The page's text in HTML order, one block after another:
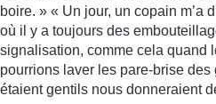
boire. » « Un jour, un copain m’a
où il y a toujours des
signalisation, comme cela quand
pourrions laver les pare-brise des
étaient gentils nous donneraient